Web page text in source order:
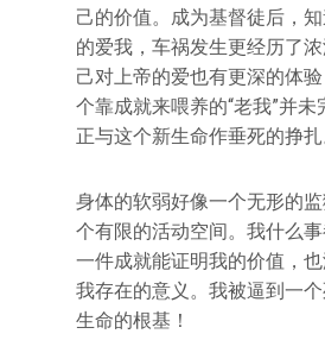
己的价值。成为基督徒后，
的爱我，车祸发生更经历了
己对上帝的爱也有更深的体
个靠成就来喂养的“老我”并
正与这个新生命作垂死的挣扎
身体的软弱好像一个无形的
个有限的活动空间。我什么
一件成就能证明我的价值，
我存在的意义。我被逼到一
生命的根基！